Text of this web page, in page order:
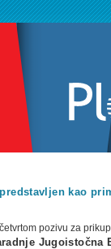
predstavljen kao
pozivu za
Jugoistočna